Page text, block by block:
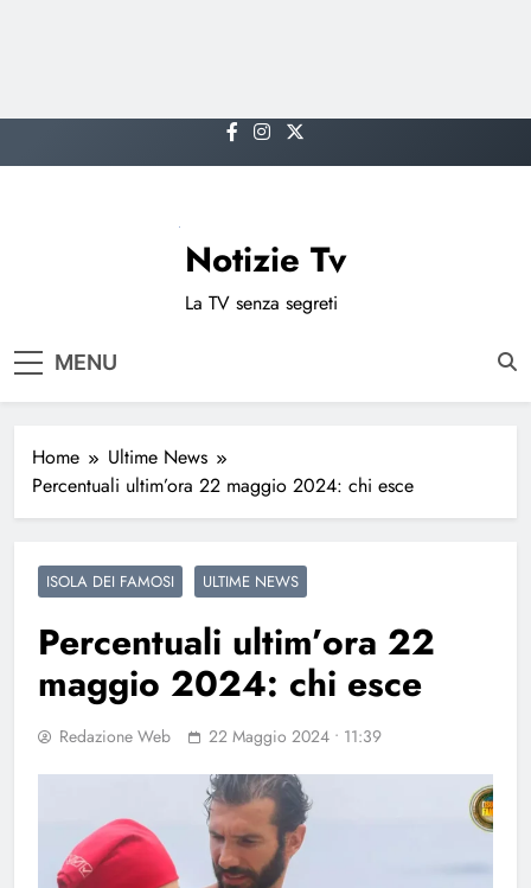
to
Notizie Tv
La TV senza segreti
MENU
Home
Ultime News
Percentuali ultim’ora 22 maggio 2024: chi esce
ISOLA DEI FAMOSI ULTIME NEWS
Percentuali ultim’ora 22
maggio 2024: chi esce
Redazione Web 22 Maggio 2024 • 11:39